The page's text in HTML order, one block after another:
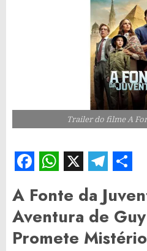
Trailer do filme A
Facebook
WhatsApp
X Share
A Fonte da
Aventura de
Promete